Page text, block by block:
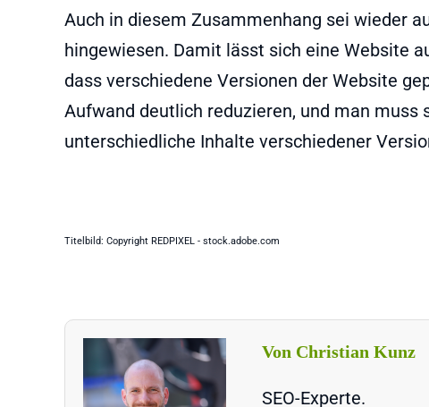
Auch in diesem Zusammenhang sei wieder
hingewiesen. Damit lässt sich eine Website
dass verschiedene Versionen der Website
Aufwand deutlich reduzieren, und man muss
unterschiedliche Inhalte verschiedener
Titelbild: Copyright REDPIXEL - stock.adobe.com
Von Christian Kunz
SEO-Experte.